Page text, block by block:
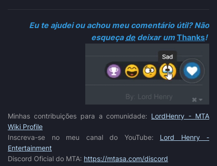
Eu te ajudei ou achou meu comentário útil? Não
esqueça dedeixar umThanks!
Minhas contribuições para a comunidade: LordHenry - MTA
Wiki Profile
Inscreva-se no meu canal do YouTube: Lord Henry -
Entertainment
Discord Oficial do MTA: https://mtasa.com/discord